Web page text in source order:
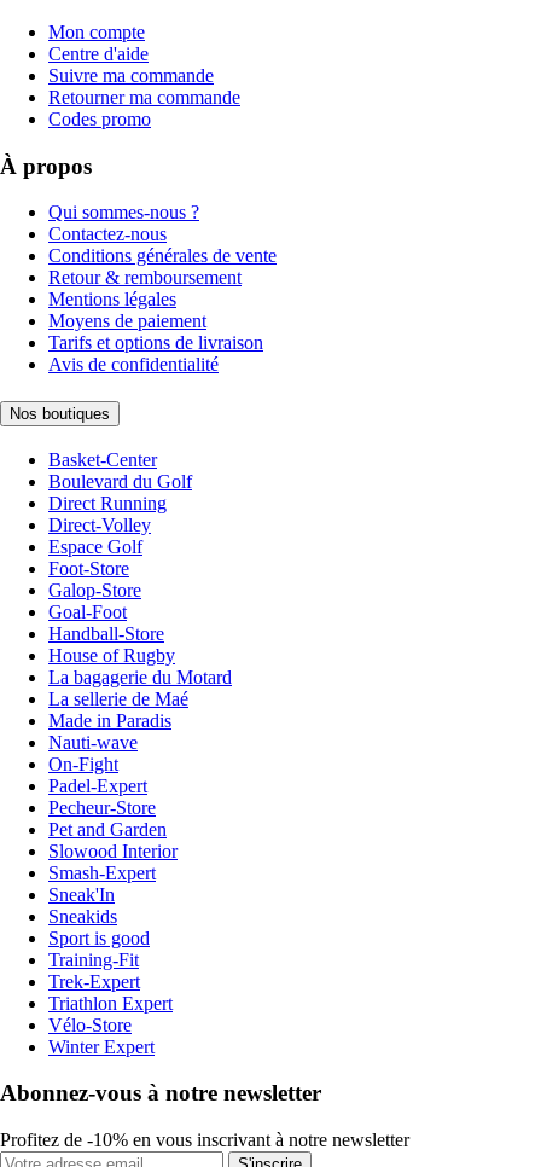
Mon compte
Centre d'aide
Suivre ma commande
Retourner ma commande
Codes promo
À propos
Qui sommes-nous ?
Contactez-nous
Conditions générales de vente
Retour & remboursement
Mentions légales
Moyens de paiement
Tarifs et options de livraison
Avis de confidentialité
Nos boutiques
Basket-Center
Boulevard du Golf
Direct Running
Direct-Volley
Espace Golf
Foot-Store
Galop-Store
Goal-Foot
Handball-Store
House of Rugby
La bagagerie du Motard
La sellerie de Maé
Made in Paradis
Nauti-wave
On-Fight
Padel-Expert
Pecheur-Store
Pet and Garden
Slowood Interior
Smash-Expert
Sneak'In
Sneakids
Sport is good
Training-Fit
Trek-Expert
Triathlon Expert
Vélo-Store
Winter Expert
Abonnez-vous à notre newsletter
Profitez de -10% en vous inscrivant à notre newsletter